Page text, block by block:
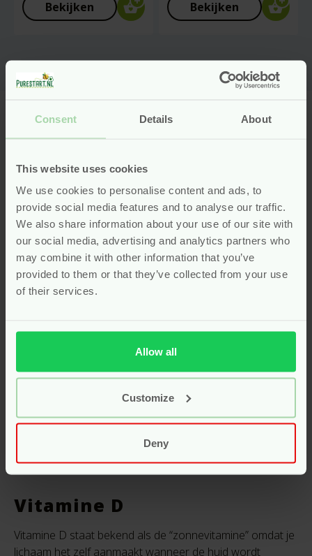
Consent Details About
This website uses cookies
We use cookies to personalise content and ads, to
provide social media features and to analyse our traffic.
We also share information about your use of our site with
our social media, advertising and analytics partners who
may combine it with other information that you’ve
provided to them or that they’ve collected from your use
of their services.
Allow all
Customize
Deny
Bekijken
Bekijken
Natuurlijke vitamines en
kind
Geef je kindje een gezonde start met onze
natuurlijke
vitamines
, speciaal samengesteld voor baby’s en
kinderen. Deze supplementen bevatten zorgvuldig
geselecteerde, pure ingrediënten zonder kunstmatige
toevoegingen zoals synthetische kleur-, geur- en
smaakstoffen. Of het nu gaat om
omega-3
groei en ontwikkeling op een veilige en milde manier. Kies
voor een gezonde aanvulling op de voeding van je
kleintje met onze biologische en kindvriendelijke
in te nemen zijn. Geef je kind de beste start met de juiste
vitamines en mineralen voor een gezond en energiek
leven!
Vitamine D
Vitamine D staat bekend als de “zonnevitamine” omdat je
lichaam het zelf aanmaakt wanneer de huid wordt